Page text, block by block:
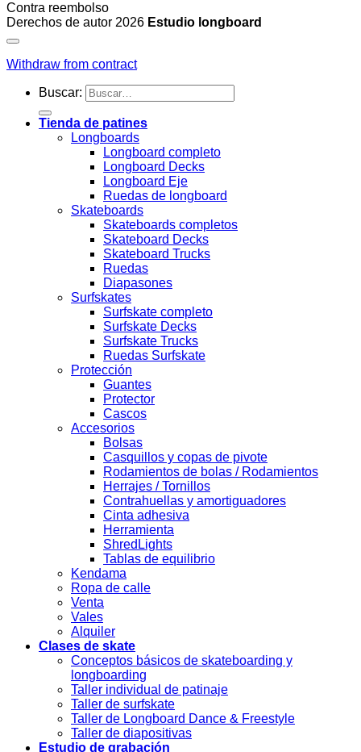
Contra reembolso
Derechos de autor 2026 Estudio longboard
Withdraw from contract
Buscar:
Tienda de patines
Longboards
Longboard completo
Longboard Decks
Longboard Eje
Ruedas de longboard
Skateboards
Skateboards completos
Skateboard Decks
Skateboard Trucks
Ruedas
Diapasones
Surfskates
Surfskate completo
Surfskate Decks
Surfskate Trucks
Ruedas Surfskate
Protección
Guantes
Protector
Cascos
Accesorios
Bolsas
Casquillos y copas de pivote
Rodamientos de bolas / Rodamientos
Herrajes / Tornillos
Contrahuellas y amortiguadores
Cinta adhesiva
Herramienta
ShredLights
Tablas de equilibrio
Kendama
Ropa de calle
Venta
Vales
Alquiler
Clases de skate
Conceptos básicos de skateboarding y
longboarding
Taller individual de patinaje
Taller de surfskate
Taller de Longboard Dance & Freestyle
Taller de diapositivas
Estudio de grabación